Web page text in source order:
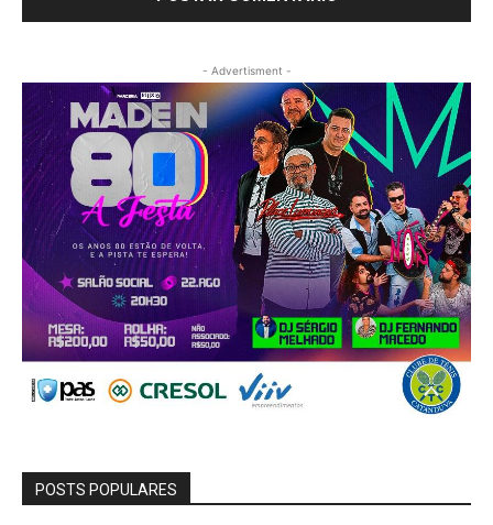
- Advertisment -
POSTS POPULARES